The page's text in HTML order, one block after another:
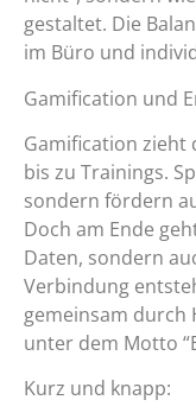
gestaltet. Die
im Büro und
Gamification und
Gamification zieht
bis zu Trainings.
sondern fördern
Doch am Ende
Daten, sondern
Verbindung
gemeinsam durch
unter dem Motto
Kurz und knapp: